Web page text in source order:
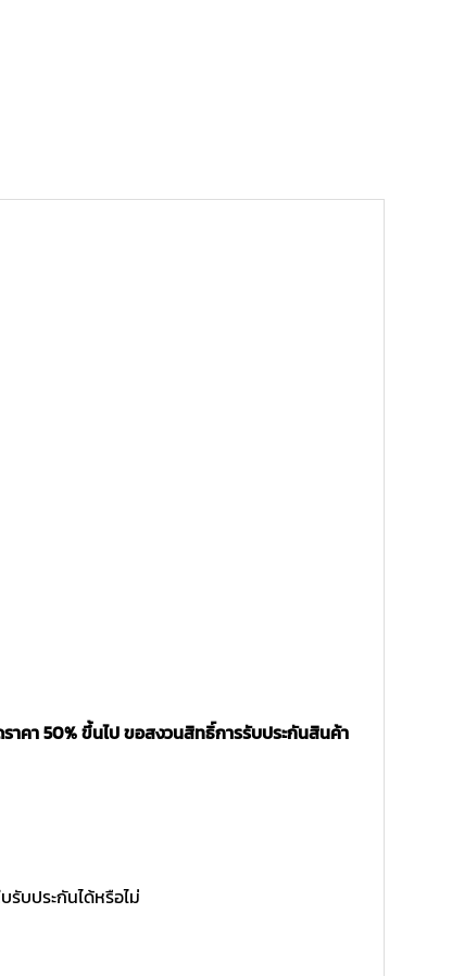
คา 50% ขึ้นไป ขอสงวนสิทธิ์การรับประกันสินค้า
บประกันได้หรือไม่